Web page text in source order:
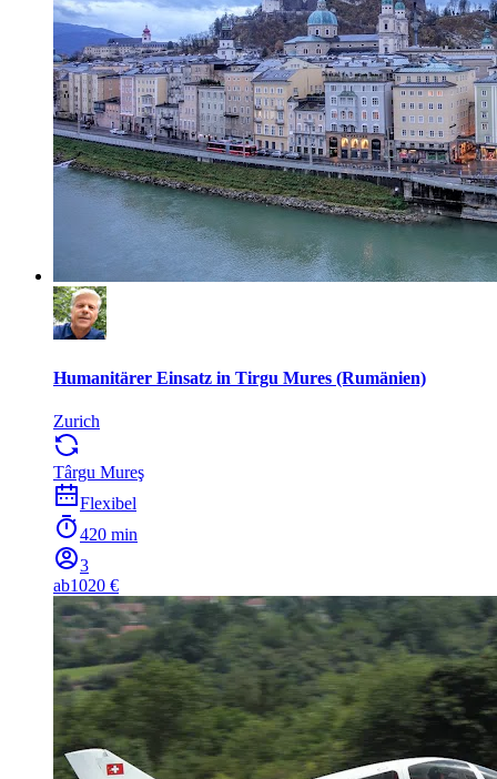
Humanitärer Einsatz in Tirgu Mures (Rumänien)
Zurich
Târgu Mureş
Flexibel
420 min
3
ab1020 €